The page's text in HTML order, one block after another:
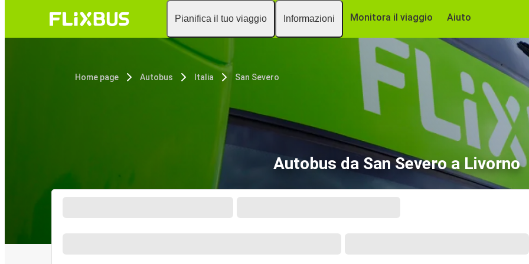
Pianifica il tuo viaggio Informazioni Monitora il viaggio Aiuto
Home page Autobus Italia San Severo
Autobus da San Severo a Livorno